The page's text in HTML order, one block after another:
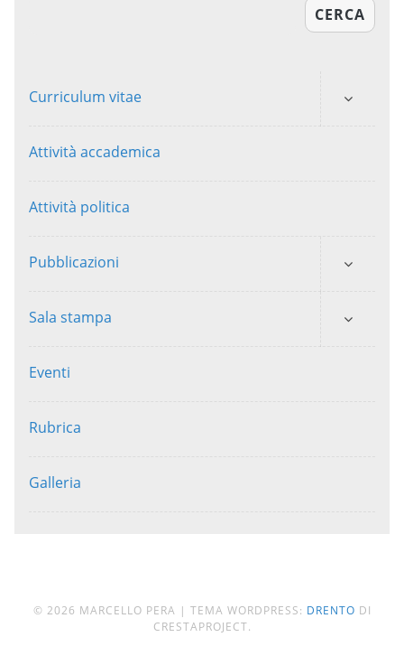
CERCA
Curriculum vitae
Attività accademica
Attività politica
Pubblicazioni
Sala stampa
Eventi
Rubrica
Galleria
© 2026 MARCELLO PERA | TEMA WORDPRESS: DRENTO DI
CRESTAPROJECT.